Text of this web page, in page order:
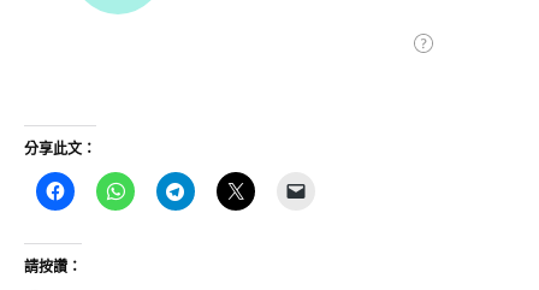
分享此文：
請按讚：